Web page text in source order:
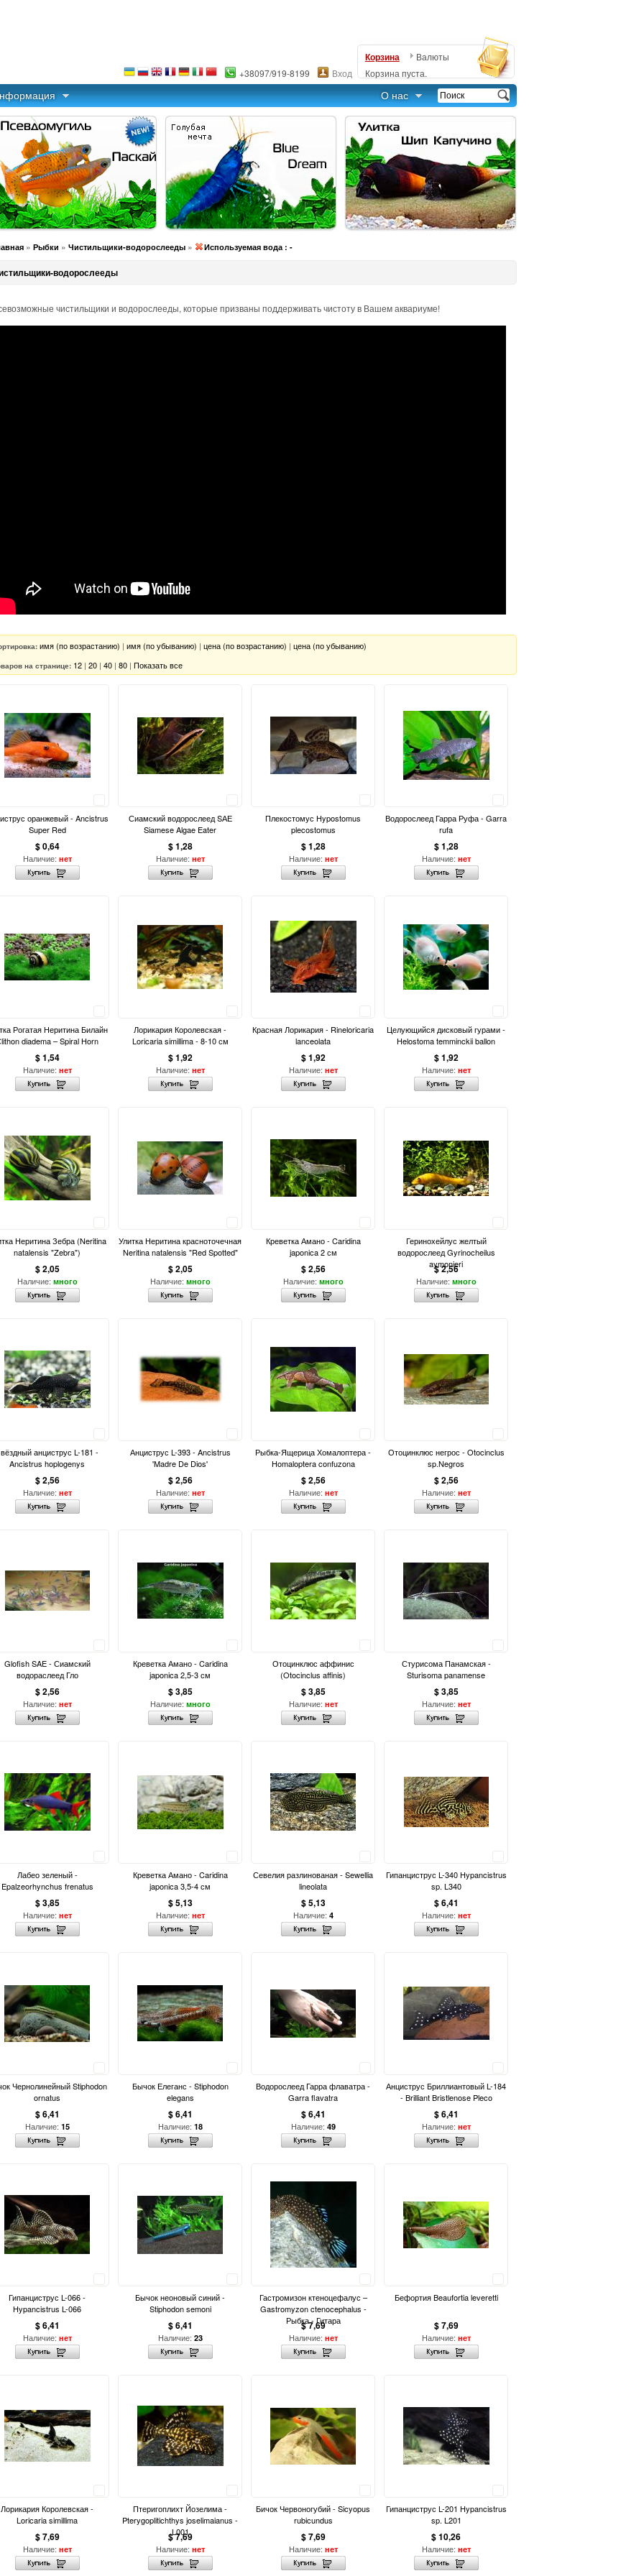
Валюты
Корзина
Корзина пуста.
+38097/919-8199 Вход
О нас
» Рыбки » Чистильщики-водорослееды » Используемая вода : -
водорослееды
чистильщики и водорослееды, которые призваны поддерживать чистоту в Вашем аквариуме!
имя (по возрастанию) | имя (по убыванию) | цена (по возрастанию) | цена (по убыванию)
на странице: 12 | 20 | 40 | 80 | Показать все
оранжевый - Ancistrus
Super Red
$ 0,64
Наличие: нет
Сиамский водорослеед SАЕ
Siamese Algae Eater
$ 1,28
Наличие: нет
Плекостомус Hypostomus
plecostomus
$ 1,28
Наличие: нет
Водорослеед Гарра Руфа - Garra
rufa
$ 1,28
Наличие: нет
Рогатая Неритина Билайн
diadema – Spiral Horn
$ 1,54
Наличие: нет
Лорикария Королевская -
Loricaria simillima - 8-10 см
$ 1,92
Наличие: нет
Красная Лорикария - Rineloricaria
lanceolata
$ 1,92
Наличие: нет
Целующийся дисковый гурами -
Helostoma temminckii ballon
$ 1,92
Наличие: нет
Неритина Зебра (Neritina
natalensis "Zebra")
$ 2,05
Наличие: много
Улитка Неритина красноточечная
Neritina natalensis "Red Spotted"
$ 2,05
Наличие: много
Креветка Амано - Caridina
japonica 2 см
$ 2,56
Наличие: много
Геринохейлус желтый
водорослеед Gyrinocheilus
aymonieri
$ 2,56
Наличие: много
анциструс L-181 -
Ancistrus hoplogenys
$ 2,56
Наличие: нет
Анциcтрус L-393 - Ancistrus
'Madre De Dios'
$ 2,56
Наличие: нет
Рыбка-Ящерица Хомалоптера -
Homaloptera confuzona
$ 2,56
Наличие: нет
Отоцинклюс негрос - Otocinclus
sp.Negros
$ 2,56
Наличие: нет
Glofish SAE - Сиамский
водораслеед Гло
$ 2,56
Наличие: нет
Креветка Амано - Caridina
japonica 2,5-3 см
$ 3,85
Наличие: много
Отоцинклюс аффинис
(Otocinclus affinis)
$ 3,85
Наличие: нет
Стурисома Панамская -
Sturisoma panamense
$ 3,85
Наличие: нет
Лабео зеленый -
Epalzeorhynchus frenatus
$ 3,85
Наличие: нет
Креветка Амано - Caridina
japonica 3,5-4 см
$ 5,13
Наличие: нет
Севелия разлинованая - Sewellia
lineolata
$ 5,13
Наличие: 4
Гипанциструс L-340 Hypancistrus
sp. L340
$ 6,41
Наличие: нет
Чернолинейный Stiphodon
ornatus
$ 6,41
Наличие: 15
Бычок Елеганс - Stiphodon
elegans
$ 6,41
Наличие: 18
Водорослеед Гарра флаватра -
Garra flavatra
$ 6,41
Наличие: 49
Анциструс Бриллиантовый L-184
- Brilliant Bristlenose Pleco
$ 6,41
Наличие: нет
Гипанциструс L-066 -
Hypancistrus L-066
$ 6,41
Наличие: нет
Бычок неоновый синий -
Stiphodon semoni
$ 6,41
Наличие: 23
Гастромизон ктеноцефалус –
Gastromyzon ctenocephalus -
Рыбка - Гитара
$ 7,69
Наличие: нет
Бефортия Beaufortia leveretti
$ 7,69
Наличие: нет
Лорикария Королевская -
Loricaria simillima
$ 7,69
Наличие: нет
Птеригоплихт Йозелима -
Pterygoplitichthys joselimaianus -
L001
$ 7,69
Наличие: нет
Бичок Червоногубий - Sicyopus
rubicundus
$ 7,69
Наличие: нет
Гипанциструс L-201 Hypancistrus
sp. L201
$ 10,26
Наличие: нет